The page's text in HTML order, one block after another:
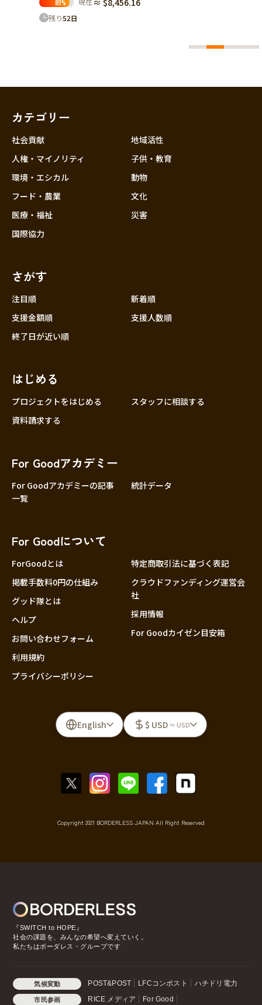
カテゴリー
社会貢献
人権・マイノリティ
環境・エシカル
フード・農業
医療・福祉
国際協力
地域活性
子供・教育
動物
文化
災害
さがす
注目順
新着順
支援金額順
支援人数順
終了日が近い順
はじめる
プロジェクトをはじめる
スタッフに相談する
資料請求する
For Goodアカデミー
For Goodアカデミーの記事
一覧
統計データ
For Goodについて
ForGoodとは
掲載手数料0円の仕組み
グッド隊とは
ヘルプ
お問い合わせフォーム
利用規約
プライバシーポリシー
特定商取引法に基づく表記
クラウドファンディング運営会
社
採用情報
For Goodカイゼン目安箱
English $ USD ≈ USD
Copyright 2021 BORDERLESS JAPAN All Right Reserved
『SWITCH to HOPE』
社会の課題を、みんなの希望へ変えていく。
私たちはボーダレス・グループです
気候変動 POST&POST LFCコンポスト ハチドリ電力
市民参画 RICE メディア For Good